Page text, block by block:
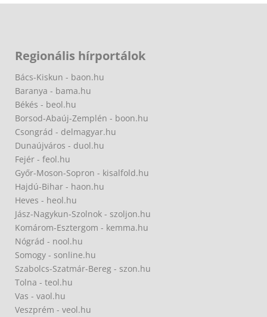
Regionális hírportálok
Bács-Kiskun - baon.hu
Baranya - bama.hu
Békés - beol.hu
Borsod-Abaúj-Zemplén - boon.hu
Csongrád - delmagyar.hu
Dunaújváros - duol.hu
Fejér - feol.hu
Győr-Moson-Sopron - kisalfold.hu
Hajdú-Bihar - haon.hu
Heves - heol.hu
Jász-Nagykun-Szolnok - szoljon.hu
Komárom-Esztergom - kemma.hu
Nógrád - nool.hu
Somogy - sonline.hu
Szabolcs-Szatmár-Bereg - szon.hu
Tolna - teol.hu
Vas - vaol.hu
Veszprém - veol.hu